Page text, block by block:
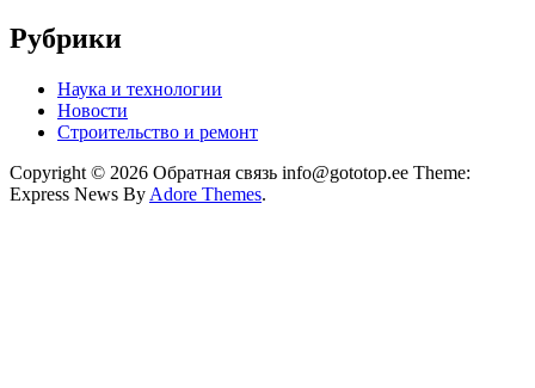
Рубрики
Наука и технологии
Новости
Строительство и ремонт
Copyright © 2026 Обратная связь info@gototop.ee Theme:
Express News By Adore Themes.